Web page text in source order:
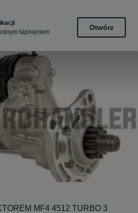
tapnięciem
Otwórz
MF4 4512 TURBO 3